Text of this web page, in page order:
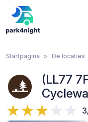
Startpagina De locaties
(LL77